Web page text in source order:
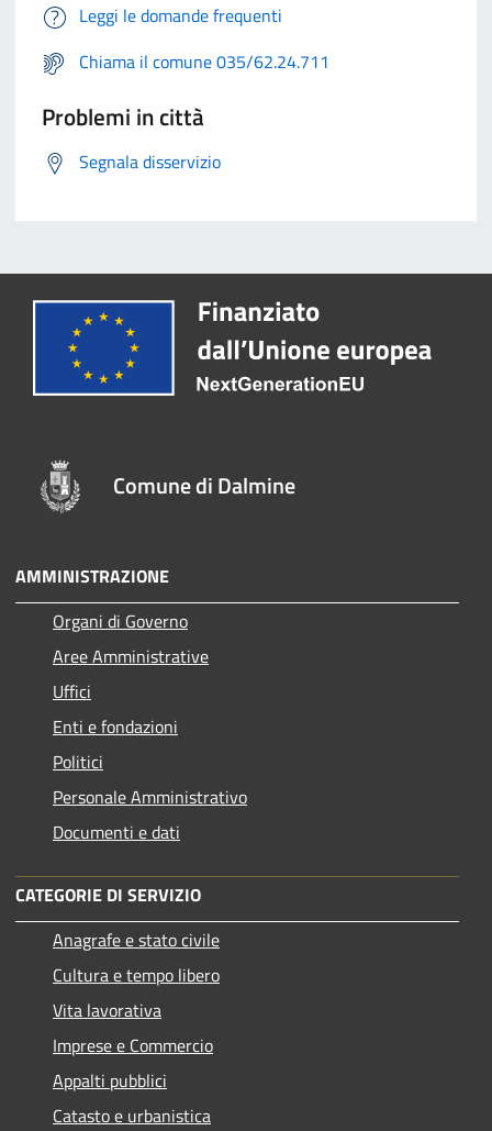
Leggi le domande frequenti
Chiama il comune 035/62.24.711
Problemi in città
Segnala disservizio
Comune di Dalmine
AMMINISTRAZIONE
Organi di Governo
Aree Amministrative
Uffici
Enti e fondazioni
Politici
Personale Amministrativo
Documenti e dati
CATEGORIE DI SERVIZIO
Anagrafe e stato civile
Cultura e tempo libero
Vita lavorativa
Imprese e Commercio
Appalti pubblici
Catasto e urbanistica